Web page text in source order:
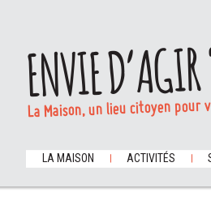
ENVIE
La Maison, un lieu citoyen
LA MAISON ACTIVITÉS